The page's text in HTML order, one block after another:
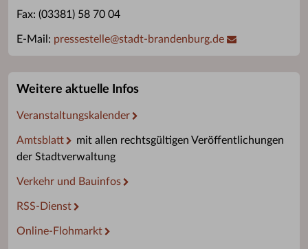
Fax: (03381) 58 70 04
E-Mail: pressestelle@stadt-brandenburg.de
Weitere aktuelle Infos
Veranstaltungskalender
Amtsblatt
mit allen rechtsgültigen Veröffentlichungen
der Stadtverwaltung
Verkehr und Bauinfos
RSS-Dienst
Online-Flohmarkt